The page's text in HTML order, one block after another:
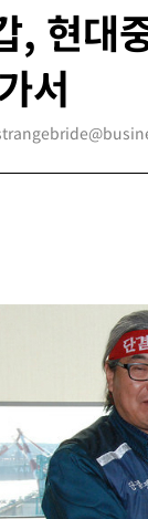
, 현대
서